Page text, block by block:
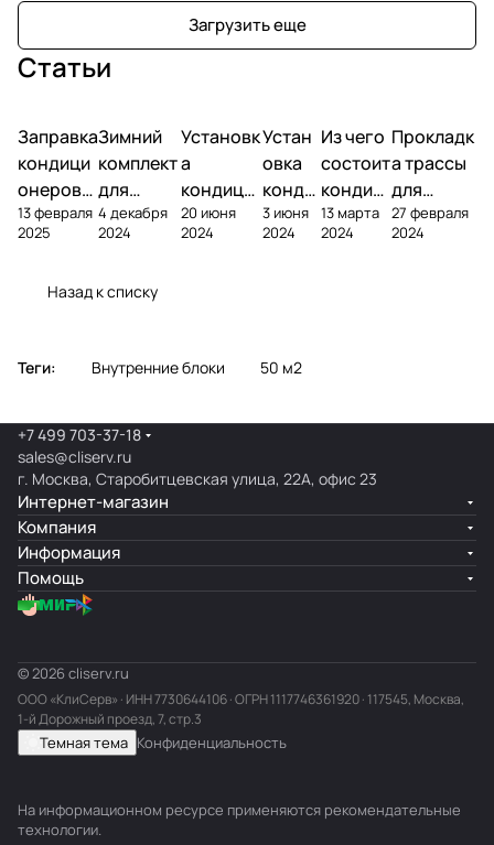
Загрузить еще
Статьи
Заправка
кондици
онеров
фреоном
13 февраля
2025
Зимний
комплект
для
кондици
онера
4 декабря
2024
Установк
а
кондици
онера на
фасаде
20 июня
2024
Устан
овка
конди
ционе
ра
3 июня
2024
Из чего
состоит
кондиц
ионер?
13 марта
2024
Прокладк
а трассы
для
кондицио
нера
27 февраля
2024
Назад к списку
Теги: Внутренние блоки 50 м2
+7 499 703-37-18
sales@cliserv.ru
г. Москва, Старобитцевская улица, 22А, офис 23
Интернет-магазин
Компания
Информация
Помощь
© 2026 cliserv.ru
ООО «КлиСерв» · ИНН7730644106· ОГРН 1117746361920 · 117545, Москва,
1-й Дорожный проезд, 7, стр.3
Темная тема Конфиденциальность
На информационном ресурсе применяются рекомендательные
технологии.